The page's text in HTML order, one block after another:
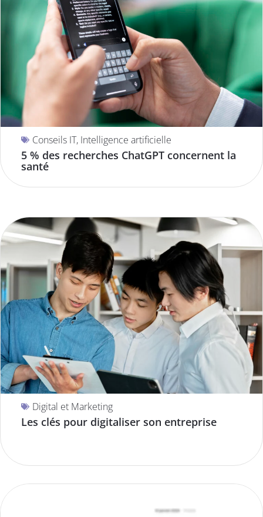
Conseils IT, Intelligence artificielle
5 % des recherches ChatGPT concernent la
santé
Digital et Marketing
Les clés pour digitaliser son entreprise